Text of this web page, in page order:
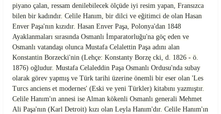
piyano çalan, ressam denilebilecek ölçüde iyi resim yapan, Fransızca
bilen bir kadındır. Celile Hanım, bir dilci ve eğitimci de olan Hasan
Enver Paşa'nın kızıdır. Hasan Enver Paşa, Polonya'dan 1848
Ayaklanmaları sırasında Osmanlı İmparatorluğu'na göç eden ve
Osmanlı vatandaşı olunca Mustafa Celalettin Paşa adını alan
Konstantin Borzecki'nin (Lehçe: Konstanty Borzę cki, d. 1826 - ö.
1876) oğludur. Mustafa Celaleddin Paşa Osmanlı Ordusu'nda subay
olarak görev yapmış ve Türk tarihi üzerine önemli bir eser olan 'Les
Turcs anciens et modernes' (Eski ve yeni Türkler) kitabını yazmıştır.
Celile Hanım'ın annesi ise Alman kökenli Osmanlı generali Mehmet
Ali Paşa'nın (Karl Detroit) kızı olan Leyla Hanım'dır. Celile Hanım'ın